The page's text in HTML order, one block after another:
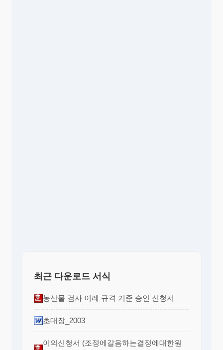
최근 다운로드 서식
농산물 검사 이례 규격 기준 승인 신청서
초대장_2003
이의신청서 (조정에갈음하는결정에대한원